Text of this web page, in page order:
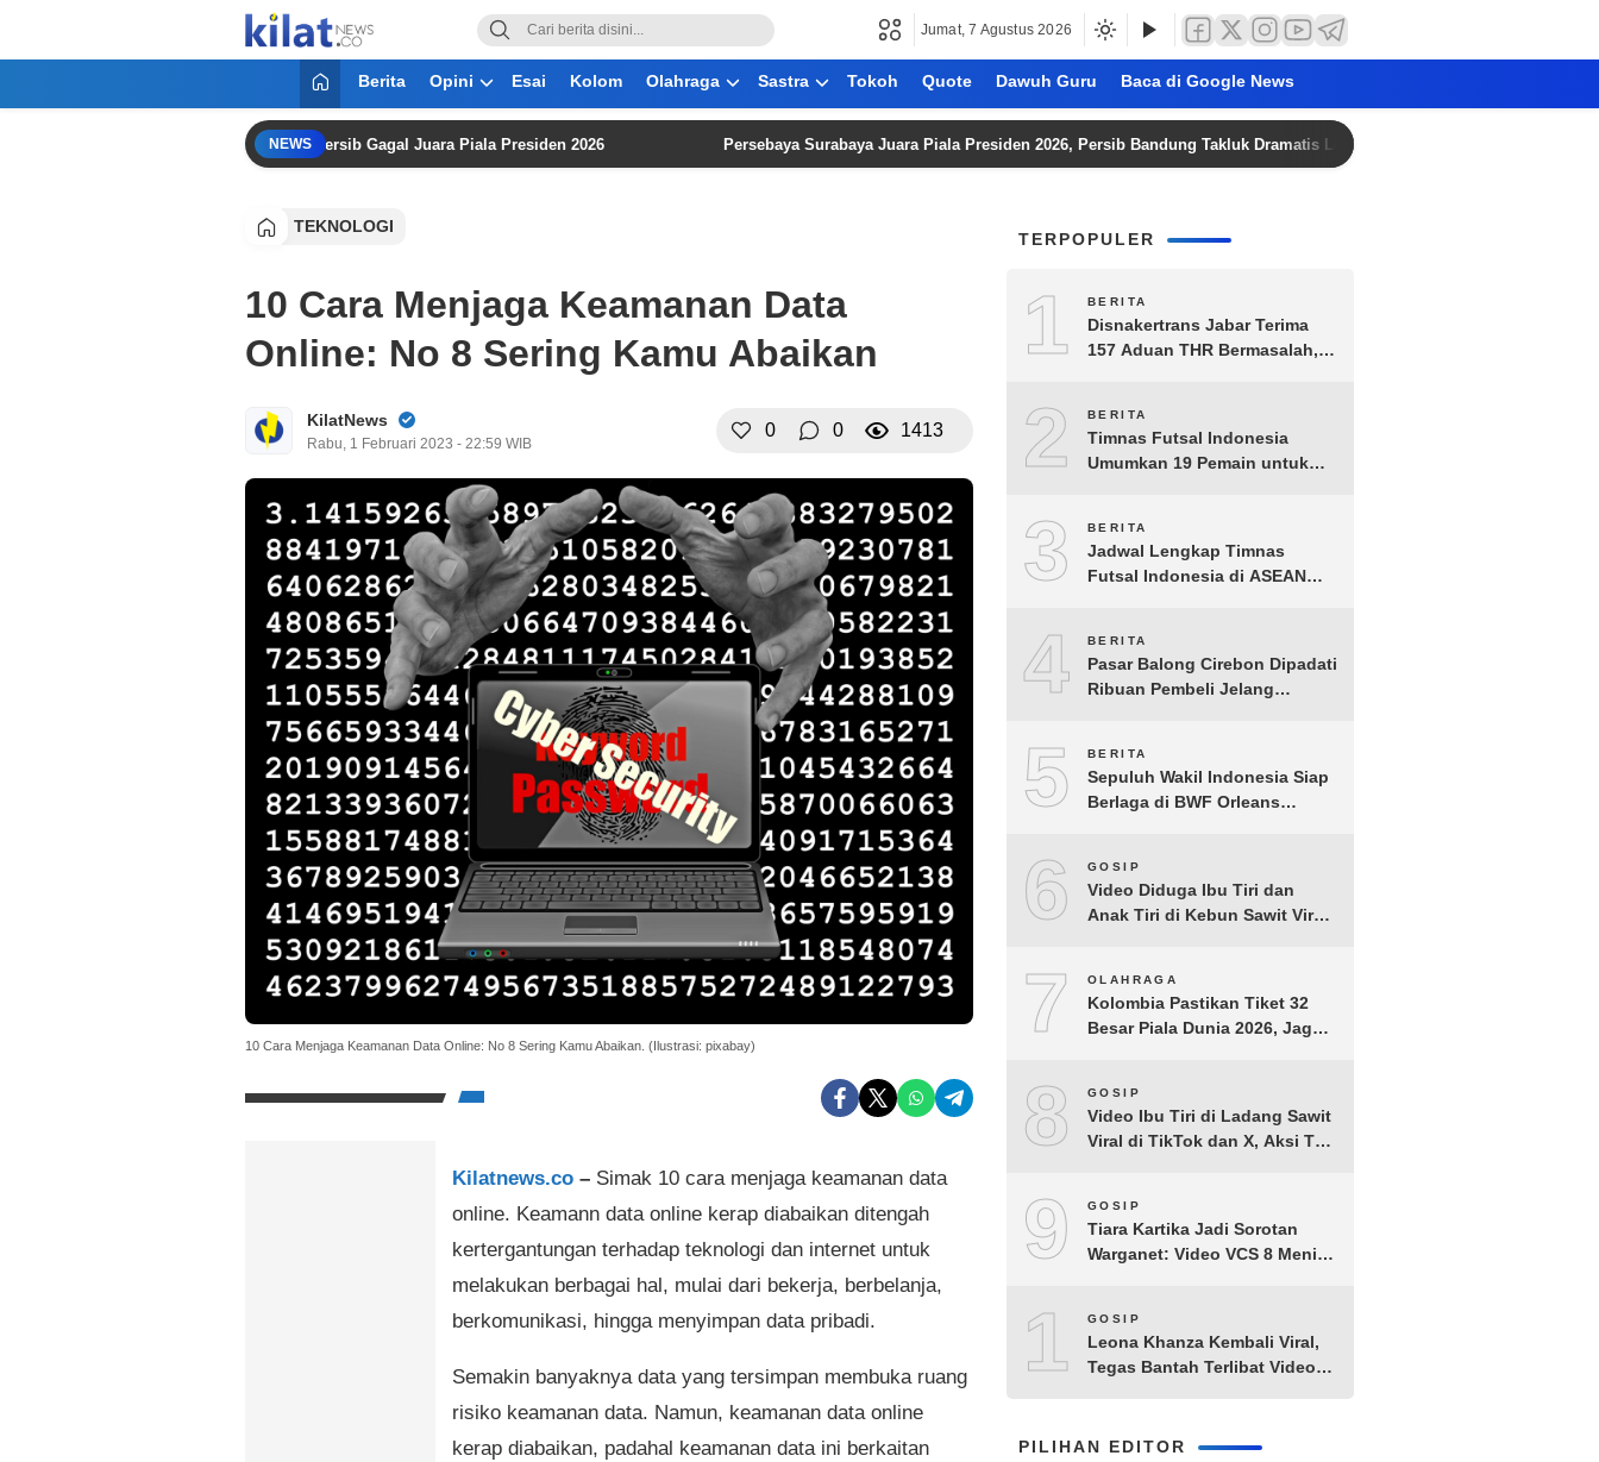
KilatNews.co
Mencerdaskan Anak Bangsa
Jumat, 7 Agustus 2026
Berita Opini Esai Kolom Olahraga Sastra Tokoh Quote Dawuh Guru Baca di Google News
NEWS
Sekali Tidak Kecewa” Meski Persib Gagal Juara Piala Presiden 2026 Persebaya Surabaya Juara Piala Presiden 2026, Persib Bandung Takluk Dramatis Lewat Adu Penalti
TEKNOLOGI
10 Cara Menjaga Keamanan Data
Online: No 8 Sering Kamu Abaikan
KilatNews
Rabu, 1 Februari 2023 - 22:59 WIB
0 0 1413
10 Cara Menjaga Keamanan Data Online: No 8 Sering Kamu Abaikan. (Ilustrasi: pixabay)
Kilatnews.co – Simak 10 cara menjaga keamanan data
online. Keamann data online kerap diabaikan ditengah
kertergantungan terhadap teknologi dan internet untuk
melakukan berbagai hal, mulai dari bekerja, berbelanja,
berkomunikasi, hingga menyimpan data pribadi.
Semakin banyaknya data yang tersimpan membuka ruang
risiko keamanan data. Namun, keamanan data online
kerap diabaikan, padahal keamanan data ini berkaitan
TERPOPULER
1 BERITA
Disnakertrans Jabar Terima
157 Aduan THR Bermasalah,
2 BERITA
Timnas Futsal Indonesia
Umumkan 19 Pemain untuk
3 BERITA
Jadwal Lengkap Timnas
Futsal Indonesia di ASEAN
4 BERITA
Pasar Balong Cirebon Dipadati
Ribuan Pembeli Jelang
5 BERITA
Sepuluh Wakil Indonesia Siap
Berlaga di BWF Orleans
6 GOSIP
Video Diduga Ibu Tiri dan
Anak Tiri di Kebun Sawit Viral,
7 OLAHRAGA
Kolombia Pastikan Tiket 32
Besar Piala Dunia 2026, Jaga
8 GOSIP
Video Ibu Tiri di Ladang Sawit
Viral di TikTok dan X, Aksi Tak
9 GOSIP
Tiara Kartika Jadi Sorotan
Warganet: Video VCS 8 Menit
10
GOSIP
Leona Khanza Kembali Viral,
Tegas Bantah Terlibat Video
PILIHAN EDITOR